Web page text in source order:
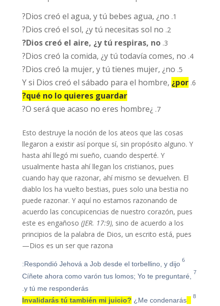
Dios creó el agua, y tú bebes agua, ¿no?
Dios creó el sol, ¿y tú necesitas sol no?
Dios creó el aire, ¿y tú respiras, no?
Dios creó la comida, ¿y tú todavía comes, no?
Dios creó la mujer, y tú tienes mujer, ¿no?
Y si Dios creó el sábado para el hombre, ¿por
qué no lo quieres guardar?
¿O será que acaso no eres hombre?
Esto destruye la noción de los ateos que las cosas
llegaron a existir así porque sí, sin propósito alguno. Y
hasta ahí llegó mi sueño, cuando desperté. Y
usualmente hasta ahí llegan los cristianos, pues
cuando hay que razonar, ahí mismo se devuelven. El
diablo los ha vuelto bestias, pues solo una bestia no
puede razonar. Y aquí no estamos razonando de
acuerdo las concupicencias de nuestro corazón, pues
este es engañoso (JER. 17:9), sino de acuerdo a los
principios de la palabra de Dios, un escrito está, pues
Dios es un ser que razona—
6
Respondió Jehová a Job desde el torbellino, y dijo:
7
Cíñete ahora como varón tus lomos; Yo te preguntaré,
y tú me responderás.
8
¿Invalidarás tú también mi juicio?
¿Me condenarás